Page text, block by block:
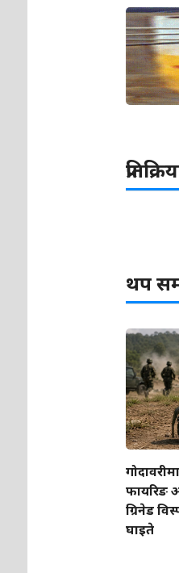
थप
फायरिङ
ग्रिनेड
घाइते